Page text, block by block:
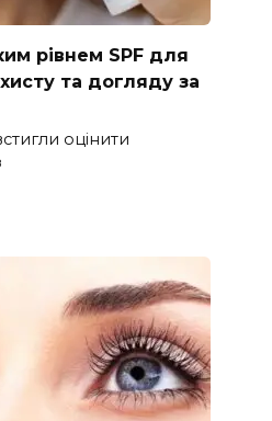
рівнем SPF для
та догляду за
оцінити